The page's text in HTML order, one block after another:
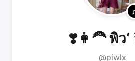
❣️👩‍🦰 พิว‘
@piwlx